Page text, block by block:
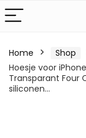
Home Shop
Hoesje voor
Transparant Four
siliconen…